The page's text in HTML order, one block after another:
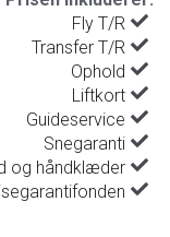
Fly T/R
Transfer T/R
Ophold
Liftkort
Guideservice
Snegaranti
og håndklæder